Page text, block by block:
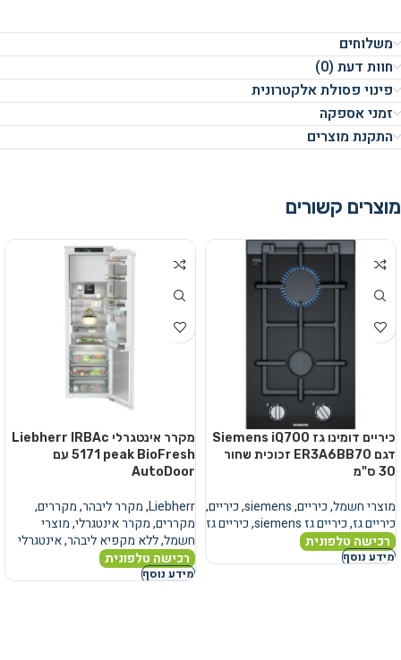
משלוחים
חוות דעת (0)
פינוי פסולת אלקטרונית
זמני אספקה
התקנת מוצרים
מוצרים קשורים
כיריים דומינו גז Siemens iQ700
דגם ER3A6BB70 זכוכית שחור
30 ס"מ
מוצרי חשמל,כיריים,
siemens
,כיריים,
כיריים גז,כיריים גז siemens ,כיריים גז
רכישה טלפונית
מידע נוסף
מקרר אינטגרלי Liebherr IRBAc
5171 peak BioFresh עם
AutoDoor
Liebherr
,מקרר ליבהר,מקררים,
מקררים,מקרר אינטגרלי,מוצרי
חשמל,ללא מקפיא ליבהר,אינטגרלי
רכישה טלפונית
מידע נוסף